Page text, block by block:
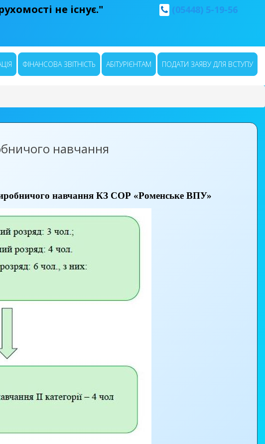
не існує." (05448) 5-19-56
ФІНАНСОВА ЗВІТНІСТЬ АБІТУРІЄНТАМ ПОДАТИ ЗАЯВУ ДЛЯ ВСТУПУ
навчання
навчання КЗ СОР «Роменське ВПУ»